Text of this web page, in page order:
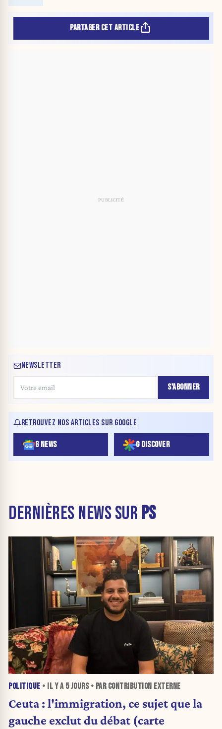
PARTAGER CET ARTICLE
NEWSLETTER
S'ABONNER
RETROUVEZ NOS ARTICLES SUR GOOGLE
G NEWS G DISCOVER
DERNIÈRES NEWS SUR PS
POLITIQUE • IL Y A 5 JOURS• PAR CONTRIBUTION EXTERNE
Ceuta : l'immigration, ce sujet que la
gauche exclut du débat (carte